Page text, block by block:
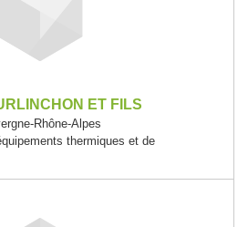
ET FILS
Rhône-Alpes
thermiques et de